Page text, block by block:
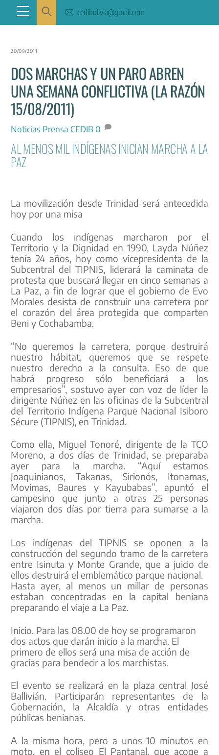
content
Menu cedibolivia@gmail.com
20/09/2011
DOS MARCHAS Y UN PARO ABREN
UNA SEMANA CONFLICTIVA (LA RAZÓN
15/08/2011)
Noticias Prensa CEDIB 0
AL MENOS MIL INDÍGENAS INICIAN MARCHA A LA
PAZ
La movilización desde Trinidad será antecedida
hoy por una misa
Cuando los indígenas marcharon por el
Territorio y la Dignidad en 1990, Layda Núñez
tenía 24 años, hoy como vicepresidenta de la
Subcentral del TIPNIS, liderará la caminata de
protesta que buscará llegar en cinco semanas a
La Paz, a fin de lograr que el gobierno de Evo
Morales desista de construir una carretera por
el corazón del área protegida que comparten
Beni y Cochabamba.
“No queremos la carretera, porque destruirá
nuestro hábitat, queremos que se respete
nuestro derecho a la consulta. Eso de que
habrá progreso sólo beneficiará a los
empresarios”, sostuvo ayer con voz de líder la
dirigente Núñez en las oficinas de la Subcentral
del Territorio Indígena Parque Nacional Isiboro
Sécure (TIPNIS), en Trinidad.
Como ella, Miguel Tonoré, dirigente de la TCO
Moreno, a dos días de Trinidad, se preparaba
ayer para la marcha. “Aquí estamos
Joaquinianos, Takanas, Sirionós, Itonamas,
Movimas, Baures y Kayubabas”, apuntó el
campesino que junto a otras 25 personas
viajaron dos días por tierra para sumarse a la
marcha.
Los indígenas del TIPNIS se oponen a la
construcción del segundo tramo de la carretera
entre Isinuta y Monte Grande, que a juicio de
ellos destruirá el emblemático parque nacional.
Hasta ayer, al menos un millar de personas
estaban concentradas en la capital beniana
preparando el viaje a La Paz.
Inicio. Para las 08.00 de hoy se programaron
dos actos que darán inicio a la marcha. El
primero de ellos será una misa de acción de
gracias para bendecir a los marchistas.
El evento se realizará en la plaza central José
Ballivián. Participarán representantes de la
Gobernación, la Alcaldía y otras entidades
públicas benianas.
A la misma hora, pero a unos 10 minutos en
moto, en el coliseo El Pantanal, que acoge a